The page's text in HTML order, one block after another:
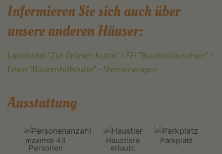
Informieren Sie sich auch über
unsere anderen Häuser:
Landhotel "Zur Grünen Kutte" - FH "Bauernhäuschen" -
Fewo "Bauernhofstube" - Sternenwagen
Ausstattung
maximal 43
Personen
Haustiere
erlaubt
Parkplatz